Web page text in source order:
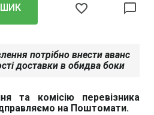
favorite_border chat_bubble_outline
потрібно внести аванс
доставки в обидва боки
та комісію перевізника
на Поштомати.